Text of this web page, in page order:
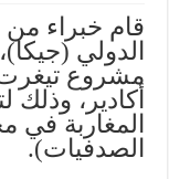
قام خبراء من
الدولي
مشروع
أكادير، وذلك
المغاربة في
الصدفيات).